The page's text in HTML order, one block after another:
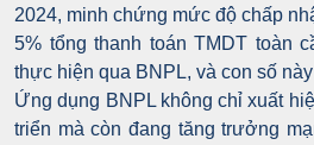
2024, minh chứng mức độ chấp
5% tổng thanh toán TMDT toàn
thực hiện qua BNPL, và con số
Ứng dụng BNPL không chỉ xuất
triển mà còn đang tăng trưởng